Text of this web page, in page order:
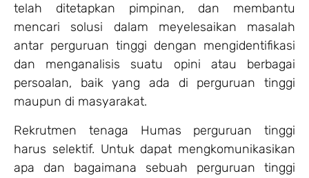
telah ditetapkan pimpinan, dan membantu
mencari solusi dalam meyelesaikan masalah
antar perguruan tinggi dengan mengidentifikasi
dan menganalisis suatu opini atau berbagai
persoalan, baik yang ada di perguruan tinggi
maupun di masyarakat.
Rekrutmen tenaga Humas perguruan tinggi
harus selektif. Untuk dapat mengkomunikasikan
apa dan bagaimana sebuah perguruan tinggi